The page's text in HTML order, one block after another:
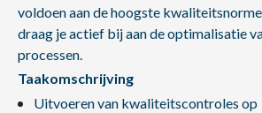
voldoen aan de hoogste
draag je actief bij aan de optimalisatie
processen.
Taakomschrijving
Uitvoeren van kwaliteitscontroles op